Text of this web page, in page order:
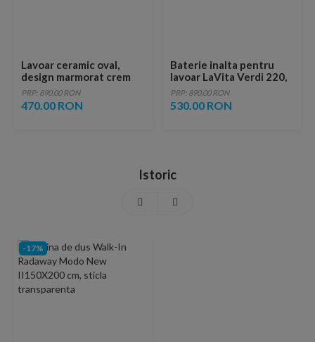
Lavoar ceramic oval,
design marmorat crem
lucios cu vene aurii,
ventil inclus
PRP: 890.00 RON
470.00 RON
Baterie inalta pentru
lavoar LaVita Verdi 220,
fara ventil, brushed
copper
PRP: 890.00 RON
530.00 RON
Istoric
-17%